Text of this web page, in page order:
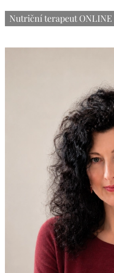
Nutriční terapeut ONLINE